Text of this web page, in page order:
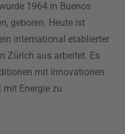
1964 in Buenos
geboren. Heute ist
international etablierter
Zürich aus arbeitet. Es
mit Innovationen
Energie zu